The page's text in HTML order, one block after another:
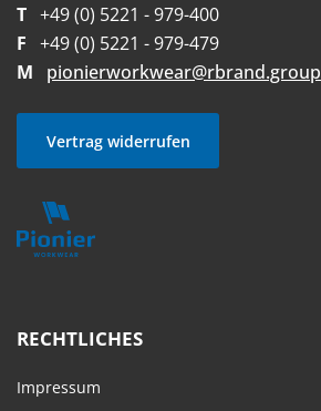
T +49 (0) 5221 - 979-400
F +49 (0) 5221 - 979-479
M
pionierworkwear@rbrand.group
Vertrag widerrufen
RECHTLICHES
Impressum